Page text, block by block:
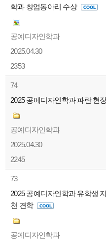
학과 창업동아리 수상
공예디자인학과
2025.04.30
2353
74
2025 공예디자인학과 파란 현
공예디자인학과
2025.04.30
2245
73
2025 공예디자인학과 유학생
천 견학
공예디자인학과